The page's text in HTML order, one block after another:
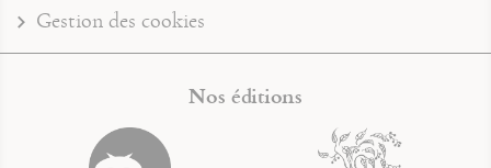
Gestion des cookies
Nos éditions